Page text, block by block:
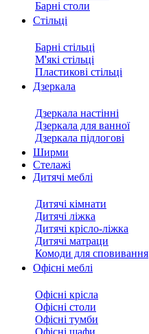
Барні столи
Стільці
Барні стільці
М'які стільці
Пластикові стільці
Дзеркала
Дзеркала настінні
Дзеркала для ванної
Дзеркала підлогові
Ширми
Стелажі
Дитячі меблі
Дитячі кімнати
Дитячі ліжка
Дитячі крісло-ліжка
Дитячі матраци
Комоди для сповивання
Офісні меблі
Офісні крісла
Офісні столи
Офісні тумби
Офісні шафи